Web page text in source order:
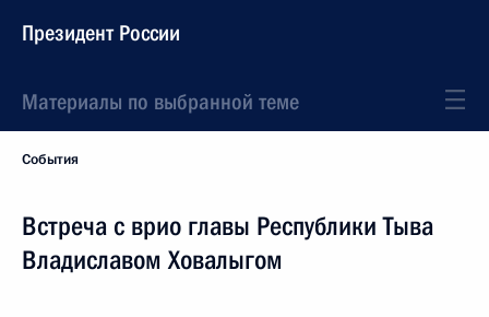
Президент России
Материалы по выбранной теме
События
Встреча с врио главы Республики Тыва
Владиславом Ховалыгом